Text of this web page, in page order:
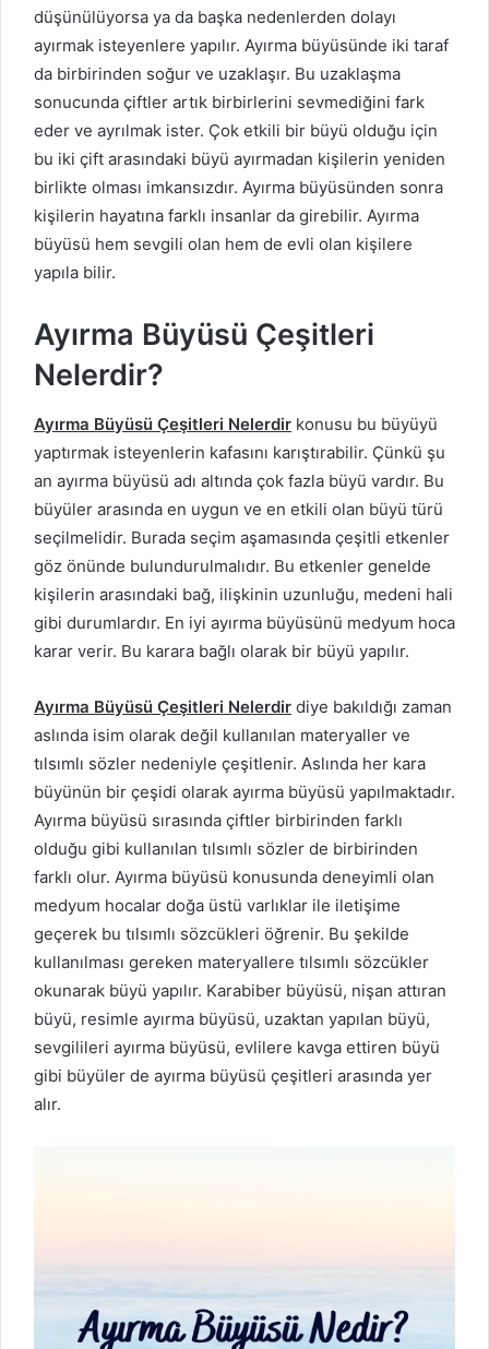
düşünülüyorsa ya da başka nedenlerden dolayı
ayırmak isteyenlere yapılır. Ayırma büyüsünde iki taraf
da birbirinden soğur ve uzaklaşır. Bu uzaklaşma
sonucunda çiftler artık birbirlerini sevmediğini fark
eder ve ayrılmak ister. Çok etkili bir büyü olduğu için
bu iki çift arasındaki büyü ayırmadan kişilerin yeniden
birlikte olması imkansızdır. Ayırma büyüsünden sonra
kişilerin hayatına farklı insanlar da girebilir. Ayırma
büyüsü hem sevgili olan hem de evli olan kişilere
yapıla bilir.
Ayırma Büyüsü Çeşitleri
Nelerdir?
Ayırma Büyüsü Çeşitleri Nelerdir konusu bu büyüyü
yaptırmak isteyenlerin kafasını karıştırabilir. Çünkü şu
an ayırma büyüsü adı altında çok fazla büyü vardır. Bu
büyüler arasında en uygun ve en etkili olan büyü türü
seçilmelidir. Burada seçim aşamasında çeşitli etkenler
göz önünde bulundurulmalıdır. Bu etkenler genelde
kişilerin arasındaki bağ, ilişkinin uzunluğu, medeni hali
gibi durumlardır. En iyi ayırma büyüsünü medyum hoca
karar verir. Bu karara bağlı olarak bir büyü yapılır.
Ayırma Büyüsü Çeşitleri Nelerdir diye bakıldığı zaman
aslında isim olarak değil kullanılan materyaller ve
tılsımlı sözler nedeniyle çeşitlenir. Aslında her kara
büyünün bir çeşidi olarak ayırma büyüsü yapılmaktadır.
Ayırma büyüsü sırasında çiftler birbirinden farklı
olduğu gibi kullanılan tılsımlı sözler de birbirinden
farklı olur. Ayırma büyüsü konusunda deneyimli olan
medyum hocalar doğa üstü varlıklar ile iletişime
geçerek bu tılsımlı sözcükleri öğrenir. Bu şekilde
kullanılması gereken materyallere tılsımlı sözcükler
okunarak büyü yapılır. Karabiber büyüsü, nişan attıran
büyü, resimle ayırma büyüsü, uzaktan yapılan büyü,
sevgilileri ayırma büyüsü, evlilere kavga ettiren büyü
gibi büyüler de ayırma büyüsü çeşitleri arasında yer
alır.